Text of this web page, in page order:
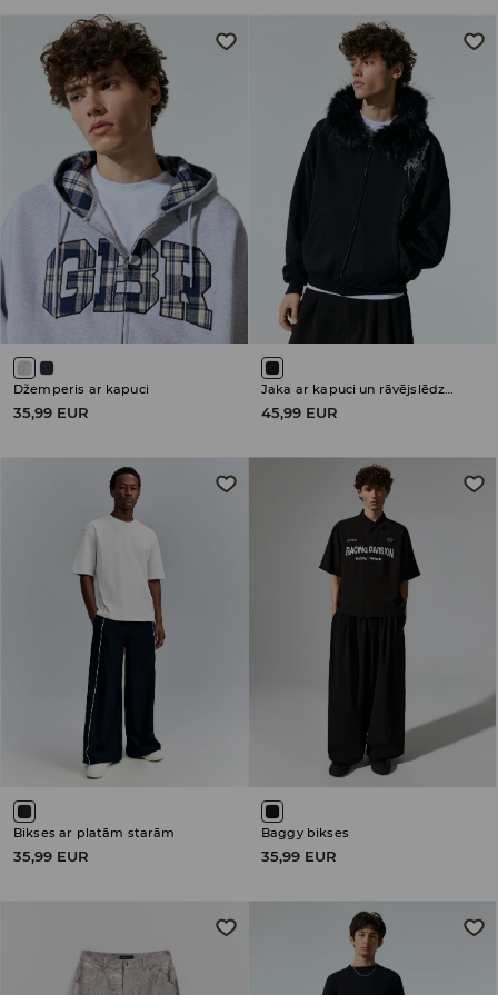
Džemperis ar kapuci
35,99 EUR
Jaka ar kapuci un rāvējslēdzēja aizdari
45,99 EUR
Bikses ar platām starām
35,99 EUR
Baggy bikses
35,99 EUR